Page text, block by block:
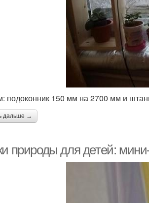
подоконник 150 мм на 2700 мм и
дальше →
природы для детей: